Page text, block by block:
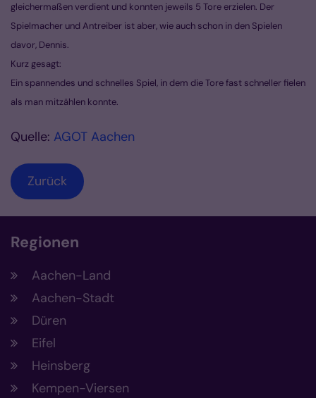
gleichermaßen verdient und konnten jeweils 5 Tore erzielen. Der
Spielmacher und Antreiber ist aber, wie auch schon in den Spielen
davor, Dennis.
Kurz gesagt:
Ein spannendes und schnelles Spiel, in dem die Tore fast schneller fielen
als man mitzählen konnte.
Quelle: AGOT Aachen
Zurück
Regionen
Aachen-Land
Aachen-Stadt
Düren
Eifel
Heinsberg
Kempen-Viersen